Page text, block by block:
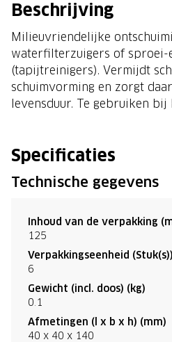
Beschrijving
Milieuvriendelijke
waterfilterzuigers of sproei-
(tapijtreinigers). Vermijdt
schuimvorming en zorgt
levensduur. Te gebruiken bij
Specificaties
Technische gegevens
Inhoud van de verpakking
125
Verpakkingseenheid (Stuk(s))
6
Gewicht (incl. doos) (kg)
0.1
Afmetingen (l x b x h) (mm)
40 x 40 x 140